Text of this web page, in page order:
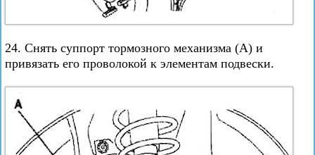
24. Снять суппорт тормозного механизма (А) и
привязать его проволокой к элементам подвески.